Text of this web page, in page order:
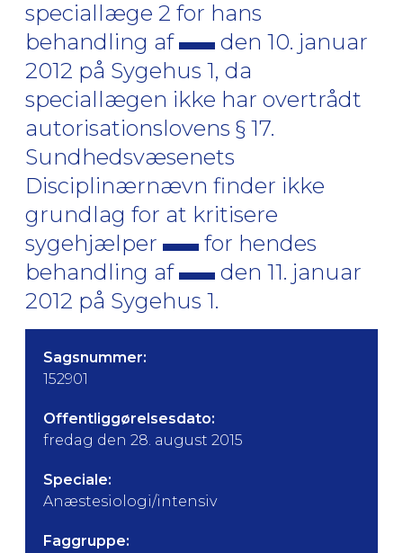
speciallæge 2 for hans
behandling af
den 10. januar
2012 på Sygehus 1, da
speciallægen ikke har overtrådt
autorisationslovens § 17.
Sundhedsvæsenets
Disciplinærnævn finder ikke
grundlag for at kritisere
sygehjælper
for hendes
behandling af
den 11. januar
2012 på Sygehus 1.
Sagsnummer:
152901
Offentliggørelsesdato:
fredag den 28. august 2015
Speciale:
Anæstesiologi/intensiv
Faggruppe: